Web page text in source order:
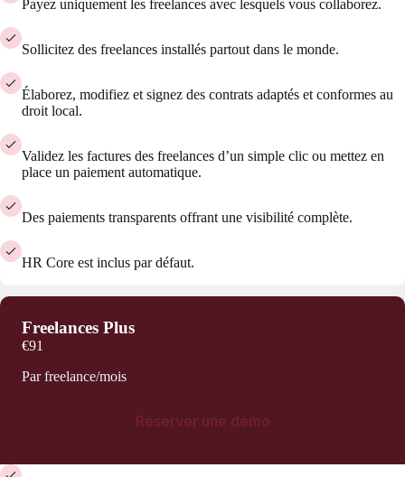
Payez uniquement les freelances avec lesquels vous collaborez.
Sollicitez des freelances installés partout dans le monde.
Élaborez, modifiez et signez des contrats adaptés et conformes au
droit local.
Validez les factures des freelances d’un simple clic ou mettez en
place un paiement automatique.
Des paiements transparents offrant une visibilité complète.
HR Core est inclus par défaut.
Freelances Plus
€91
Par freelance/mois
Réserver une démo